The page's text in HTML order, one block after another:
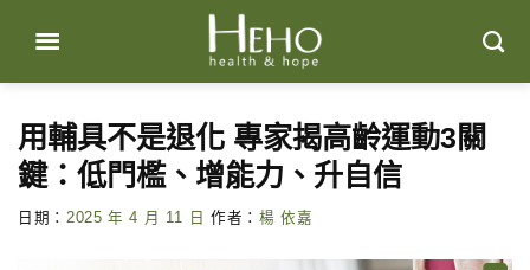
content
用輔具不是退化 專家揭高齡運動3關
鍵：低門檻、增能力、升自信
日期： 2025 年 4 月 11 日 作者： 楊 依嘉